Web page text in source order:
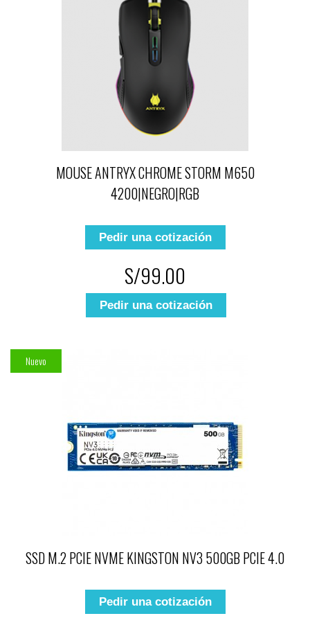
MOUSE ANTRYX CHROME STORM M650
4200|NEGRO|RGB
Pedir una cotización
S/99.00
Pedir una cotización
Nuevo
SSD M.2 PCIE NVME KINGSTON NV3 500GB PCIE 4.0
Pedir una cotización